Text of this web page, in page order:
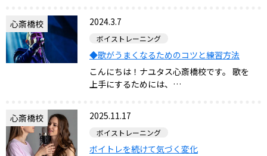
心斎橋校 2024.3.7
ボイストレーニング
◆歌がうまくなるためのコツと練習方法
こんにちは！ナユタス心斎橋校です。 歌を
上手にするためには、…
心斎橋校 2025.11.17
ボイストレーニング
ボイトレを続けて気づく変化